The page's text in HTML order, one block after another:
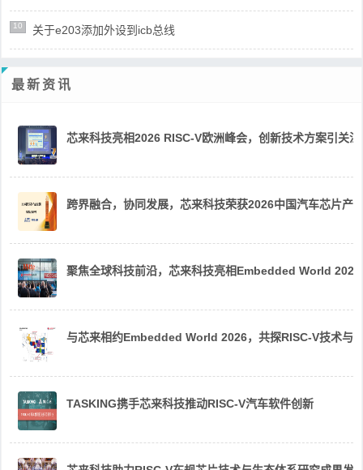
10 关于e203添加外设到icb总线
最新资讯
芯来科技亮相2026 RISC-V欧洲峰会，创新技术方案引关注
跨界融合，协同发展，芯来科技荣获2026中国汽车芯片产
聚焦全球科技前沿，芯来科技亮相Embedded World 2026
与芯来相约Embedded World 2026，共探RISC-V技术与
TASKING携手芯来科技推动RISC-V汽车软件创新